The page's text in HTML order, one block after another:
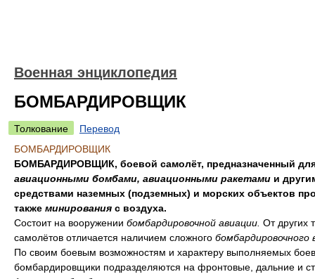
Военная энциклопедия
БОМБАРДИРОВЩИК
Толкование
Перевод
БОМБАРДИРОВЩИК
БОМБАРДИРОВЩИК, боевой самолёт, предназначенный
авиационными бомбами, авиационными ракетами и
средствами наземных (подземных) и морских объектов
также минирования с воздуха.
Состоит на вооружении бомбардировочной авиации. От других
самолётов отличается наличием сложного бомбардировочного
По своим боевым возможностям и характеру выполняемых
бомбардировщики подразделяются на фронтовые, дальние и